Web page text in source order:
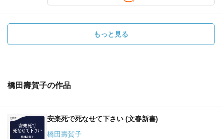
もっと見る
橋田壽賀子の作品
安楽死で死なせて下さい (文春新書)
橋田壽賀子